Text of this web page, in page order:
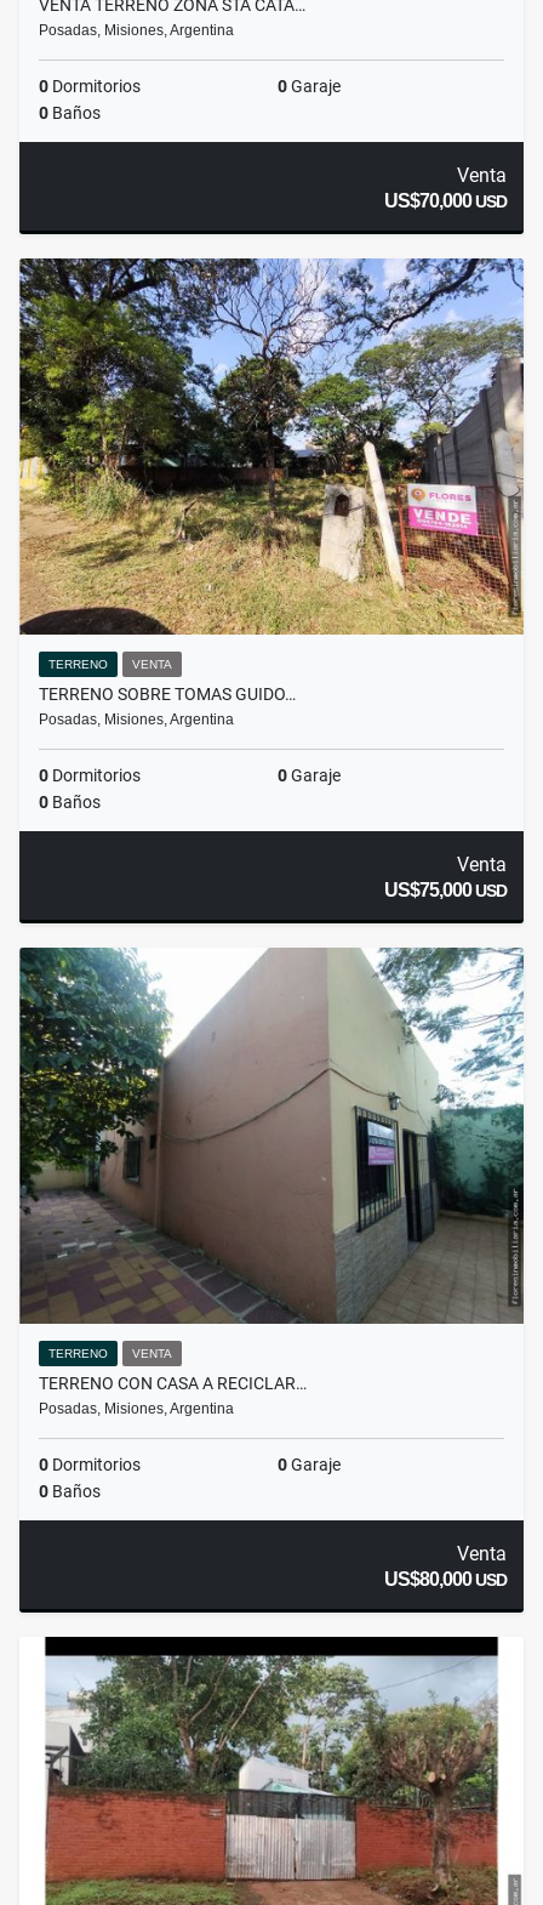
VENTA TERRENO ZONA STA CATA…
Posadas, Misiones, Argentina
0 Dormitorios 0Garaje
0 Baños
Venta
US$70,000USD
TERRENO VENTA
TERRENO SOBRE TOMAS GUIDO…
Posadas, Misiones, Argentina
0 Dormitorios 0Garaje
0 Baños
Venta
US$75,000USD
TERRENO VENTA
TERRENO CON CASA A RECICLAR…
Posadas, Misiones, Argentina
0 Dormitorios 0Garaje
0 Baños
Venta
US$80,000USD